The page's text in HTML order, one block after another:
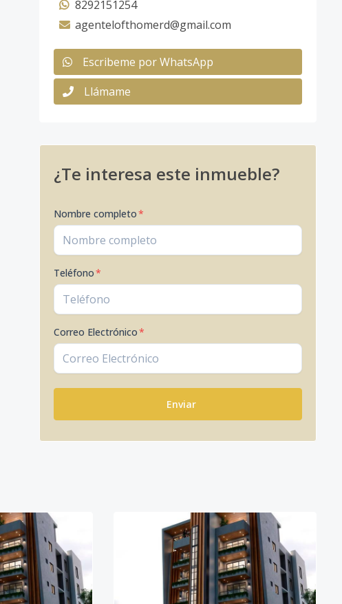
8292151254
agentelofthomerd@gmail.com
Escribeme por WhatsApp
Llámame
¿Te interesa este inmueble?
Nombre completo*
Teléfono*
Correo Electrónico*
Enviar